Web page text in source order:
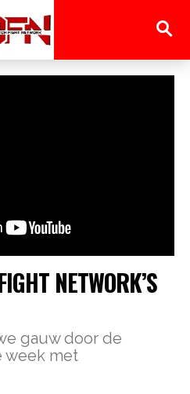
NETWORK’S
gauw door de
week met